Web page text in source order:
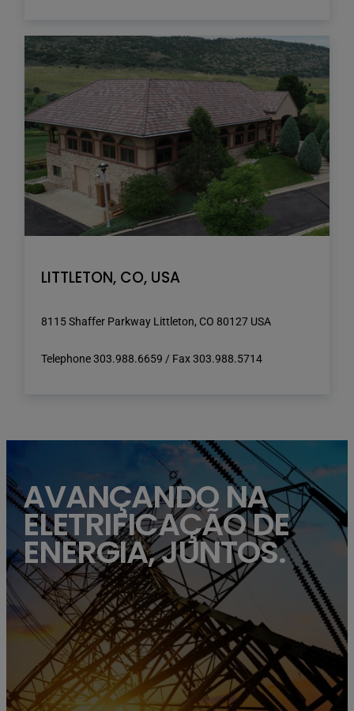
LITTLETON, CO, USA
8115 Shaffer Parkway Littleton, CO 80127 USA
Telephone 303.988.6659 / Fax 303.988.5714
high voltage post.High-voltage tower sky background.
AVANÇANDO NA
ELETRIFICAÇÃO DE
ENERGIA, JUNTOS.